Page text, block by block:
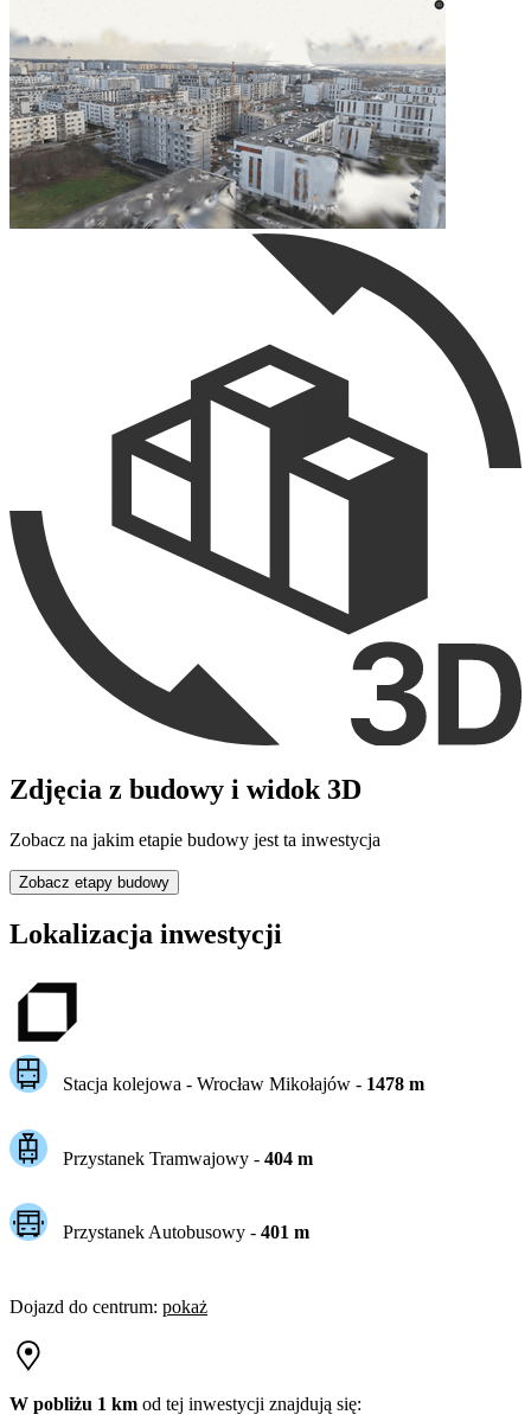
Zdjęcia z budowy i widok 3D
Zobacz na jakim etapie budowy jest ta inwestycja
Zobacz etapy budowy
Lokalizacja inwestycji
Stacja kolejowa - Wrocław Mikołajów- 1478m
Przystanek Tramwajowy - 404m
Przystanek Autobusowy - 401m
Dojazd do centrum: pokaż
W pobliżu 1 km od tej inwestycji znajdują się: